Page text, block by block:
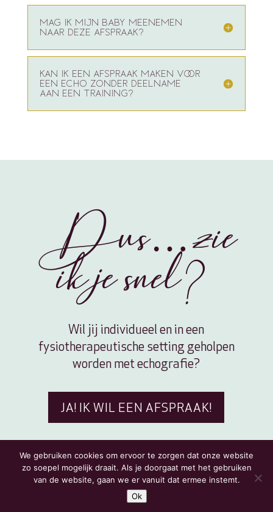
MAG IK MIJN BABY MEENEMEN
NAAR DEZE AFSPRAAK?
KAN IK EEN AFSPRAAK MAKEN VOOR
EEN ECHO ZONDER DEELNAME
AAN EEN TRAINING?
Dus… zie
ik je snel?
Wil jij individueel en in een
fysiotherapeutische setting geholpen
worden met echografie?
JA! IK WIL EEN AFSPRAAK!
We gebruiken cookies om ervoor te zorgen dat onze website
zo soepel mogelijk draait. Als je doorgaat met het gebruiken
van de website, gaan we er vanuit dat ermee instemt.
Ok